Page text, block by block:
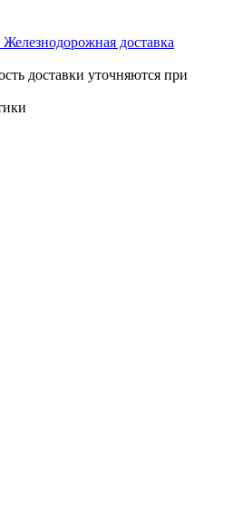
Железнодорожная доставка
доставки уточняются при